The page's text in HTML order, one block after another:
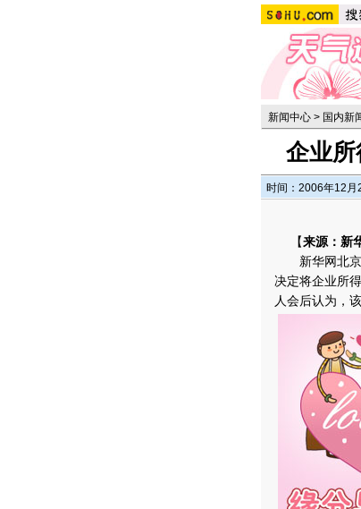
新闻中心 > 国内新
企业
时间：2006年12月
【来源：新
新华网北京
决定将企业所
人会后认为，